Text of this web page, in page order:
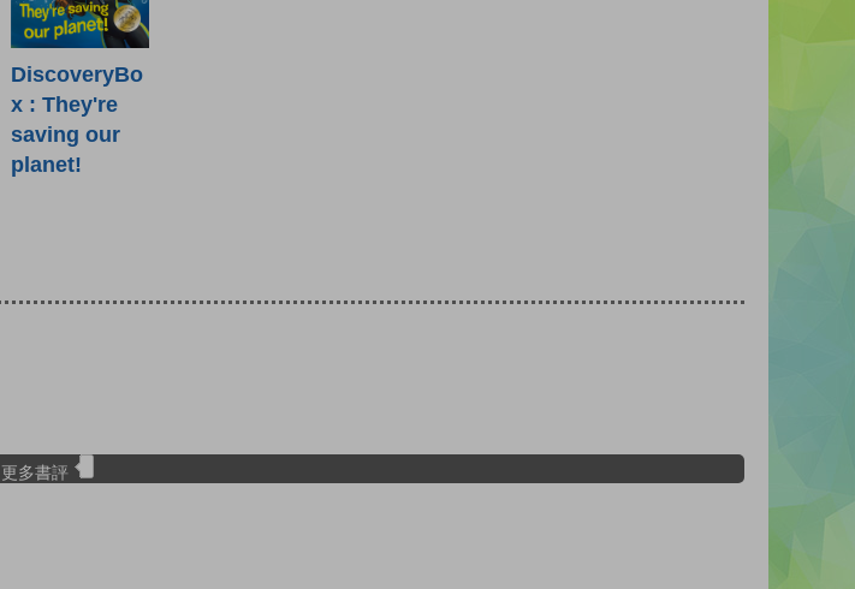
DiscoveryBo
x : They're
saving our
planet!
更多書評